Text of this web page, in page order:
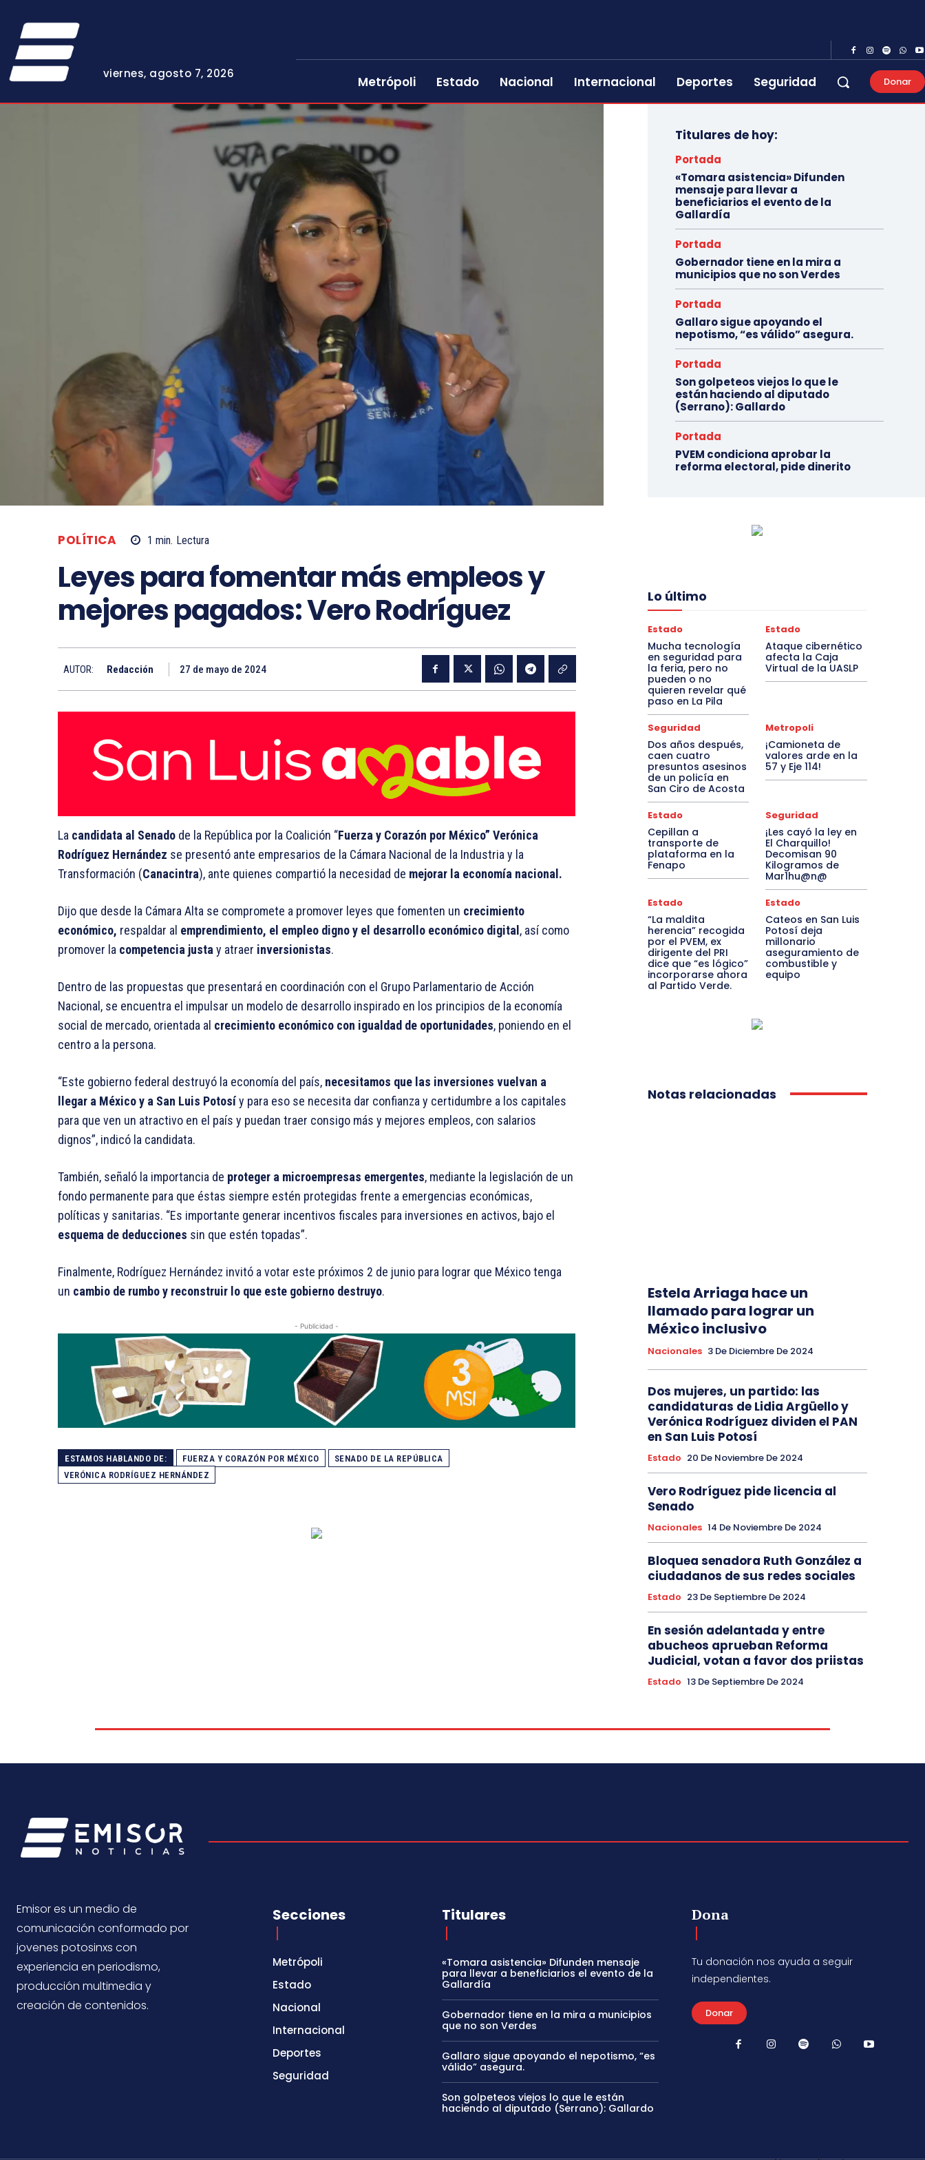
viernes, agosto 7, 2026
Metrópoli Estado Nacional Internacional Deportes Seguridad Donar
POLÍTICA 1 min. Lectura
Leyes para fomentar más empleos y
mejores pagados: Vero Rodríguez
AUTOR: Redacción 27 de mayo de 2024
La candidata al Senado de la República por la Coalición “Fuerza y Corazón por México” Verónica
Rodríguez Hernández se presentó ante empresarios de la Cámara Nacional de la Industria y la
Transformación (Canacintra), ante quienes compartió la necesidad de mejorar la economía nacional.
Dijo que desde la Cámara Alta se compromete a promover leyes que fomenten un crecimiento
económico, respaldar al emprendimiento, el empleo digno y el desarrollo económico digital , así como
promover la competencia justay atraer inversionistas.
Dentro de las propuestas que presentará en coordinación con el Grupo Parlamentario de Acción
Nacional, se encuentra el impulsar un modelo de desarrollo inspirado en los principios de la economía
social de mercado, orientada al crecimiento económico con igualdad de oportunidades, poniendo en el
centro a la persona.
“Este gobierno federal destruyó la economía del país, necesitamos que las inversiones vuelvan a
llegar a México y a San Luis Potosíy para eso se necesita dar confianza y certidumbre a los capitales
para que ven un atractivo en el país y puedan traer consigo más y mejores empleos, con salarios
dignos”, indicó la candidata.
También, señaló la importancia de proteger a microempresas emergentes, mediante la legislación de un
fondo permanente para que éstas siempre estén protegidas frente a emergencias económicas,
políticas y sanitarias. “Es importante generar incentivos fiscales para inversiones en activos, bajo el
esquema de deducciones sin que estén topadas”.
Finalmente, Rodríguez Hernández invitó a votar este próximos 2 de junio para lograr que México tenga
un cambio de rumbo y reconstruir lo que este gobierno destruyo.
- Publicidad -
ESTAMOS HABLANDO DE: FUERZA Y CORAZÓN POR MÉXICO
SENADO DE LA REPÚBLICA
VERÓNICA RODRÍGUEZ HERNÁNDEZ
Titulares de hoy:
Portada
«Tomara asistencia» Difunden
mensaje para llevar a
beneficiarios el evento de la
Gallardía
Portada
Gobernador tiene en la mira a
municipios que no son Verdes
Portada
Gallaro sigue apoyando el
nepotismo, “es válido” asegura.
Portada
Son golpeteos viejos lo que le
están haciendo al diputado
(Serrano): Gallardo
Portada
PVEM condiciona aprobar la
reforma electoral, pide dinerito
Lo último
Estado
Mucha tecnología
en seguridad para
la feria, pero no
pueden o no
quieren revelar qué
paso en La Pila
Estado
Ataque cibernético
afecta la Caja
Virtual de la UASLP
Seguridad
Dos años después,
caen cuatro
presuntos asesinos
de un policía en
San Ciro de Acosta
Metropoli
¡Camioneta de
valores arde en la
57 y Eje 114!
Estado
Cepillan a
transporte de
plataforma en la
Fenapo
Seguridad
¡Les cayó la ley en
El Charquillo!
Decomisan 90
Kilogramos de
Mar1hu@n@
Estado
“La maldita
herencia” recogida
por el PVEM, ex
dirigente del PRI
dice que “es lógico”
incorporarse ahora
al Partido Verde.
Estado
Cateos en San Luis
Potosí deja
millonario
aseguramiento de
combustible y
equipo
Notas relacionadas
Estela Arriaga hace un
llamado para lograr un
México inclusivo
Nacionales 3 De Diciembre De 2024
Dos mujeres, un partido: las
candidaturas de Lidia Argüello y
Verónica Rodríguez dividen el PAN
en San Luis Potosí
Estado 20 De Noviembre De 2024
Vero Rodríguez pide licencia al
Senado
Nacionales 14 De Noviembre De 2024
Bloquea senadora Ruth González a
ciudadanos de sus redes sociales
Estado 23 De Septiembre De 2024
En sesión adelantada y entre
abucheos aprueban Reforma
Judicial, votan a favor dos priistas
Estado 13 De Septiembre De 2024
Emisor es un medio de
comunicación conformado por
jovenes potosinxs con
experiencia en periodismo,
producción multimedia y
creación de contenidos.
Secciones
Metrópoli
Estado
Nacional
Internacional
Deportes
Seguridad
Titulares
«Tomara asistencia» Difunden mensaje
para llevar a beneficiarios el evento de la
Gallardía
Gobernador tiene en la mira a municipios
que no son Verdes
Gallaro sigue apoyando el nepotismo, “es
válido” asegura.
Son golpeteos viejos lo que le están
haciendo al diputado (Serrano): Gallardo
Dona
Tu donación nos ayuda a seguir
independientes.
Donar